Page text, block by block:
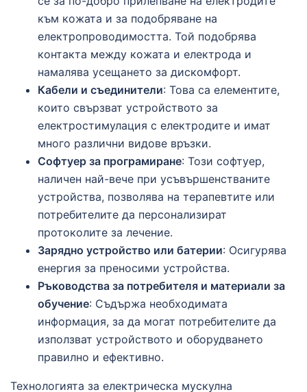
към кожата и за подобряване на
електропроводимостта. Той подобрява
контакта между кожата и електрода и
намалява усещането за дискомфорт.
Кабели и съединители: Това са елементите,
които свързват устройството за
електростимулация с електродите и имат
много различни видове връзки.
Софтуер за програмиране: Този софтуер,
наличен най-вече при усъвършенстваните
устройства, позволява на терапевтите или
потребителите да персонализират
протоколите за лечение.
Зарядно устройство или батерии: Осигурява
енергия за преносими устройства.
Ръководства за потребителя и материали за
обучение: Съдържа необходимата
информация, за да могат потребителите да
използват устройството и оборудването
правилно и ефективно.
Технологията за електрическа мускулна